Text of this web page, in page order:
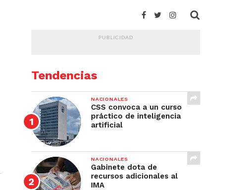
PUBLICIDAD
Tendencias
NACIONALES
CSS convoca a un curso
práctico de inteligencia
artificial
NACIONALES
Gabinete dota de
recursos adicionales al
IMA